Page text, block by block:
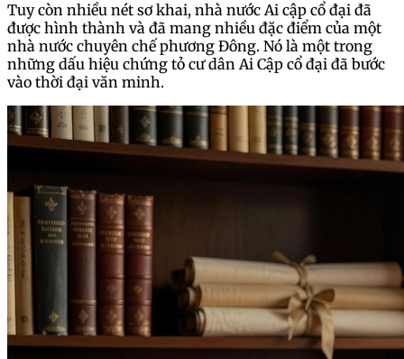
Tuy còn nhiều nét sơ khai, nhà nước Ai cập cổ đại đã
được hình thành và đã mang nhiều đặc điểm của một
nhà nước chuyên chế phương Đông. Nó là một trong
những dấu hiệu chứng tỏ cư dân Ai Cập cổ đại đã bước
vào thời đại văn minh.